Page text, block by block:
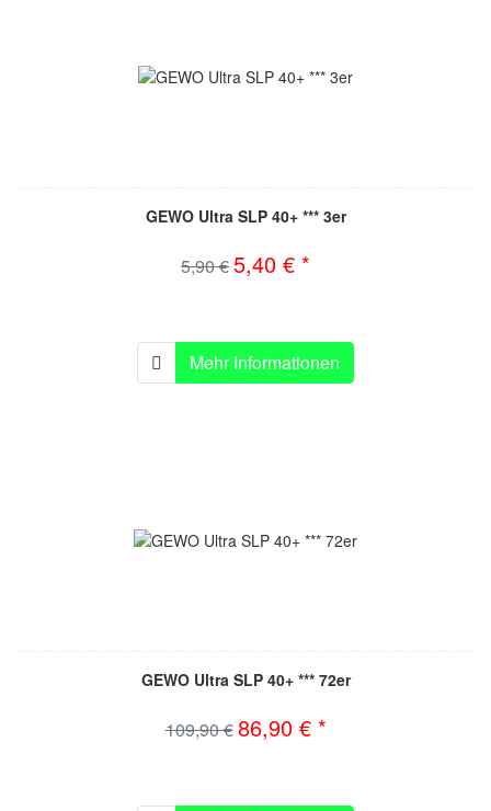
GEWO Ultra SLP 40+ *** 3er
5,90 €5,40 € *
Mehr Informationen
GEWO Ultra SLP 40+ *** 72er
109,90 €86,90 € *